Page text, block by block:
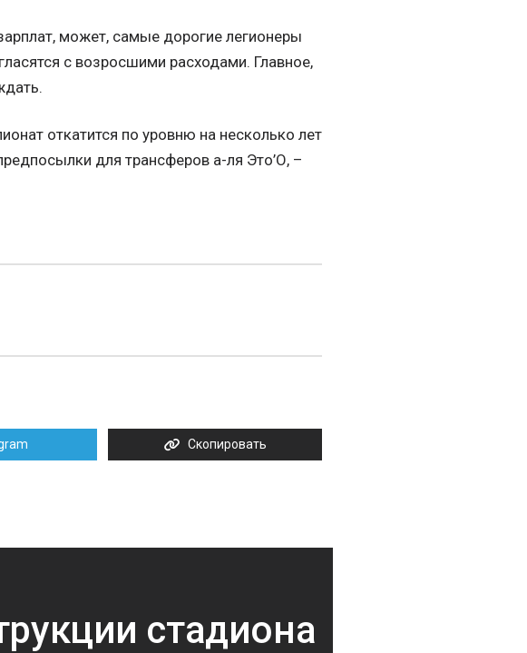
может, самые дорогие легионеры
с возросшими расходами. Главное,
откатится по уровню на несколько лет
для трансферов а-ля Это’О, –
Скопировать
стадиона